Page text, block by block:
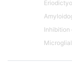
Inhibition